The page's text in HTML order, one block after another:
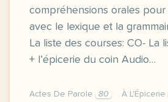
compréhensions orales pour
avec le lexique et la
La liste des courses: CO- La
+ l’épicerie du coin Audio…
Actes De Parole 80 À L'Épicerie